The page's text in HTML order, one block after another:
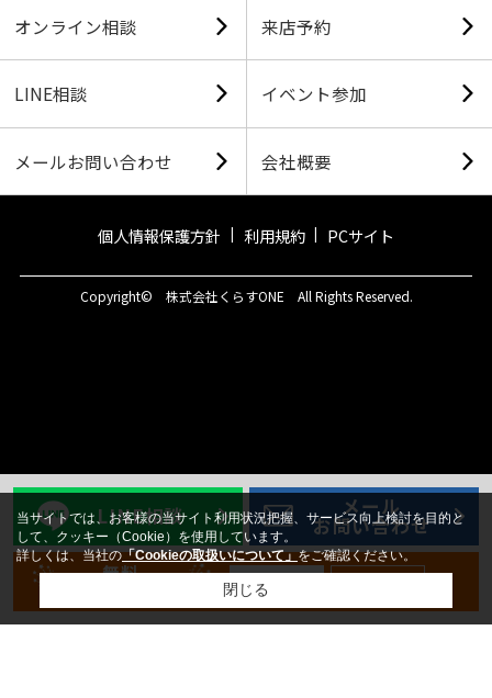
オンライン相談 来店予約
LINE相談 イベント参加
メールお問い合わせ 会社概要
個人情報保護方針 利用規約 PCサイト
LINE相談 メール
お問い合わせ
無料 新規登録
Copyright© 株式会社くらすONE All Rights Reserved.
当サイトでは、お客様の当サイト利用状況把握、サービス向上検討を目的と
して、クッキー（Cookie）を使用しています。
詳しくは、当社の「Cookieの取扱いについて」をご確認ください。
閉じる